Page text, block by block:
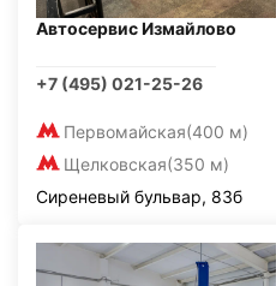
Автосервис Измайлово
+7 (495) 021-25-26
Первомайская(400 м)
Щелковская(350 м)
Сиреневый бульвар, 83б